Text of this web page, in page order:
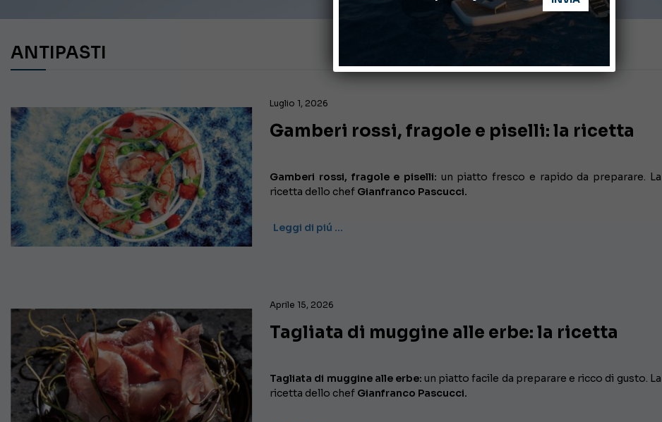
ANTIPASTI
Luglio 1, 2026
Gamberi rossi, fragole e piselli: la ricetta
Gamberi rossi, fragole e piselli: un piatto fresco e rapido da preparare. La
ricetta dello chef Gianfranco Pascucci.
Leggi di piú …
Aprile 15, 2026
Tagliata di muggine alle erbe: la ricetta
Tagliata di muggine alle erbe: un piatto facile da preparare e ricco di gusto. La
ricetta dello chef Gianfranco Pascucci.